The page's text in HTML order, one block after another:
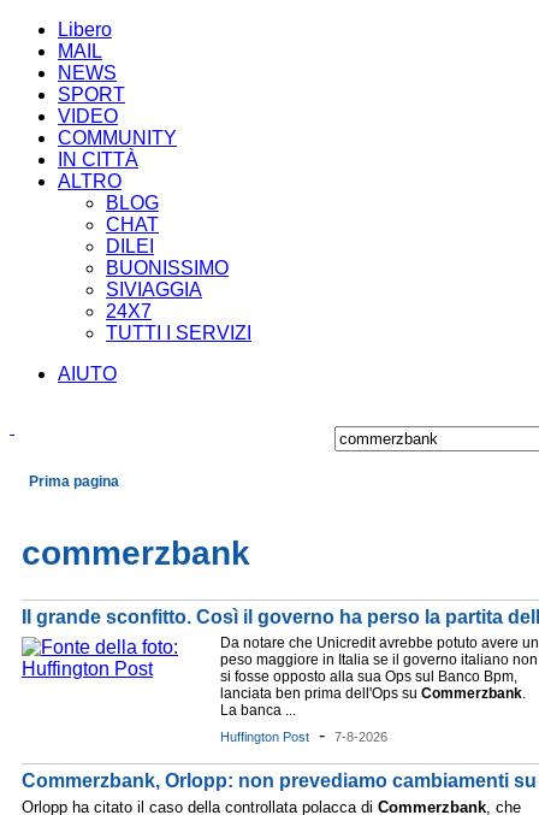
Libero
MAIL
NEWS
SPORT
VIDEO
COMMUNITY
IN CITTÀ
ALTRO
BLOG
CHAT
DILEI
BUONISSIMO
SIVIAGGIA
24X7
TUTTI I SERVIZI
AIUTO
Prima pagina
commerzbank
Il grande sconfitto. Così il governo ha perso la partita
Da notare che Unicredit avrebbe potuto avere un
peso maggiore in Italia se il governo italiano non
si fosse opposto alla sua Ops sul Banco Bpm,
lanciata ben prima dell'Ops su Commerzbank.
La banca ...
Huffington Post - 7-8-2026
Commerzbank, Orlopp: non prevediamo cambiamenti
Orlopp ha citato il caso della controllata polacca di Commerzbank, che